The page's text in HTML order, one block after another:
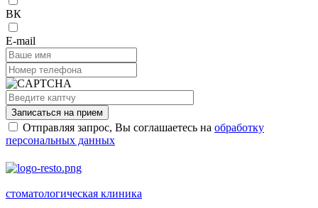
ВК
E-mail
Записаться на прием
Отправляя запрос, Вы соглашаетесь на обработку
персональных данных
стоматологическая клиника